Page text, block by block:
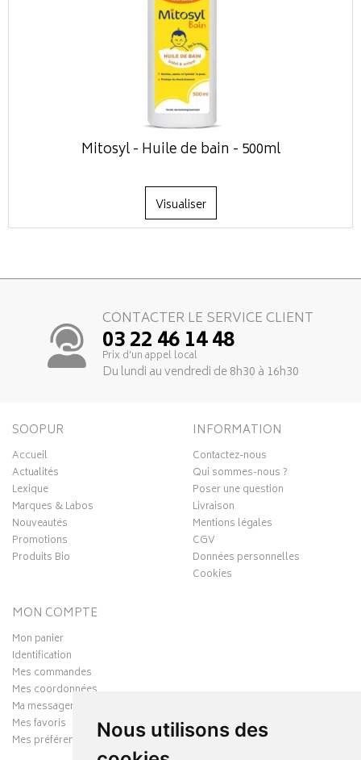
Nous utilisons des
Mitosyl - Huile de bain - 500ml
Visualiser
CONTACTER LE SERVICE CLIENT
03 22 46 14 48
Prix d’un appel local
Du lundi au vendredi de 8h30 à 16h30
SOOPUR
Accueil
Actualités
Lexique
Marques & Labos
Nouveautés
Promotions
Produits Bio
INFORMATION
Contactez-nous
Qui sommes-nous ?
Poser une question
Livraison
Mentions légales
CGV
Données personnelles
Cookies
MON COMPTE
Mon panier
Identification
Mes commandes
Mes coordonnées
Ma messagerie
Mes favoris
Mes préférences Cookies